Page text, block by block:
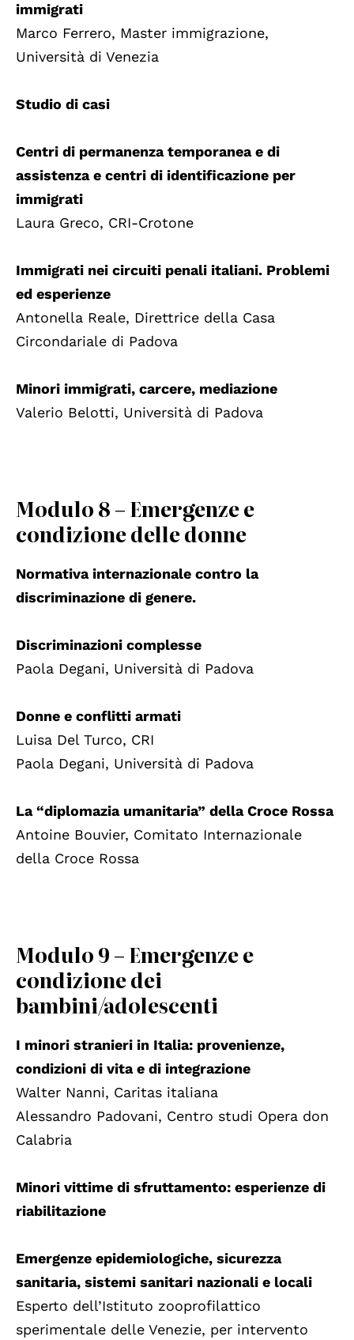
immigrati
Marco Ferrero, Master immigrazione,
Università di Venezia
Studio di casi
Centri di permanenza temporanea e di
assistenza e centri di identificazione per
immigrati
Laura Greco, CRI-Crotone
Immigrati nei circuiti penali italiani. Problemi
ed esperienze
Antonella Reale, Direttrice della Casa
Circondariale di Padova
Minori immigrati, carcere, mediazione
Valerio Belotti, Università di Padova
Modulo 8 – Emergenze e
condizione delle donne
Normativa internazionale contro la
discriminazione di genere.
Discriminazioni complesse
Paola Degani, Università di Padova
Donne e conflitti armati
Luisa Del Turco, CRI
Paola Degani, Università di Padova
La “diplomazia umanitaria” della Croce Rossa
Antoine Bouvier, Comitato Internazionale
della Croce Rossa
Modulo 9 – Emergenze e
condizione dei
bambini/adolescenti
I minori stranieri in Italia: provenienze,
condizioni di vita e di integrazione
Walter Nanni, Caritas italiana
Alessandro Padovani, Centro studi Opera don
Calabria
Minori vittime di sfruttamento: esperienze di
riabilitazione
Emergenze epidemiologiche, sicurezza
sanitaria, sistemi sanitari nazionali e locali
Esperto dell’Istituto zooprofilattico
sperimentale delle Venezie, per intervento